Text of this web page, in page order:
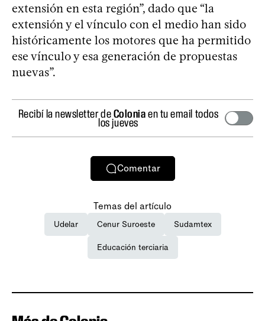
extensión en esta región”, dado que “la
extensión y el vínculo con el medio han sido
históricamente los motores que ha permitido
ese vínculo y esa generación de propuestas
nuevas”.
Recibí la newsletter deColoniaen tu email todos
los jueves
Comentar
Temas del artículo
Udelar Cenur Suroeste Sudamtex
Educación terciaria